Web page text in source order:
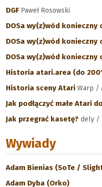
DGF Paweł Rosowski
DOSa wy(z)wód konieczny
DOSa wy(z)wód konieczny
DOSa wy(z)wód konieczny
Historia atari.area (do
Historia sceny Atari Warp /
Jak podłączyć małe Atari
Jak przegrać kasetę? dely /
Wywiady
Adam Bienias (SoTe /
Adam Dyba (Orko)